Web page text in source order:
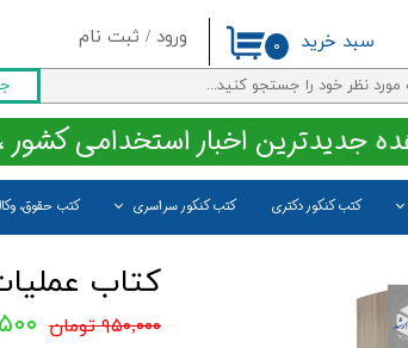
ورود / ثبت نام
حساب کاربری من
تغییر گذر واژه
سفارشات
خروج از حساب کاربری کتب کنکور دکتری کتب کنکور سراسری کتب حقوق،
۰ سبد خرید
جدیدترین اخبار استخدامی کشور
کتاب عملیات واحد 2
۹۵۰,۰۰۰ تومان